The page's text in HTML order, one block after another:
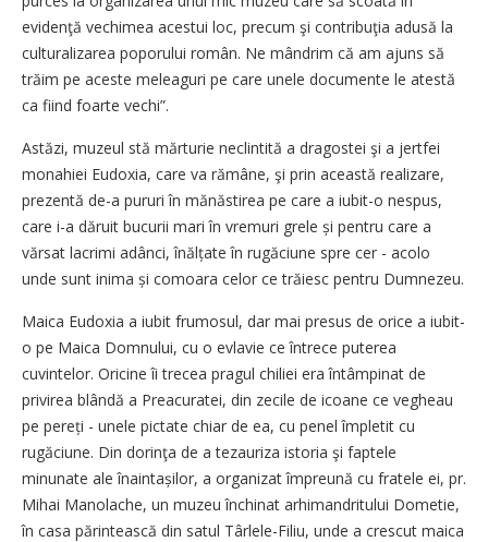
evidenţă vechimea acestui loc, precum şi contribuţia adusă la
culturalizarea poporului român. Ne mândrim că am ajuns să
trăim pe aceste meleaguri pe care unele documente le atestă
ca fiind foarte vechi”.
Astăzi, muzeul stă mărturie neclintită a dragostei şi a jertfei
monahiei Eudoxia, care va rămâne, şi prin această realizare,
prezentă de-a pururi în mănăstirea pe care a iubit-o nespus,
care i-a dăruit bucurii mari în vremuri grele și pentru care a
vărsat lacrimi adânci, înălțate în rugăciune spre cer - acolo
unde sunt inima și comoara celor ce trăiesc pentru Dumnezeu.
Maica Eudoxia a iubit frumosul, dar mai presus de orice a iubit-
o pe Maica Domnului, cu o evlavie ce întrece puterea
cuvintelor. Oricine îi trecea pragul chiliei era întâmpinat de
privirea blândă a Preacuratei, din zecile de icoane ce vegheau
pe pereți - unele pictate chiar de ea, cu penel împletit cu
rugăciune. Din dorinţa de a tezauriza istoria şi faptele
minunate ale înaintașilor, a organizat împreună cu fratele ei, pr.
Mihai Manolache, un muzeu închinat arhimandritului Dometie,
în casa părintească din satul Târlele-Filiu, unde a crescut maica